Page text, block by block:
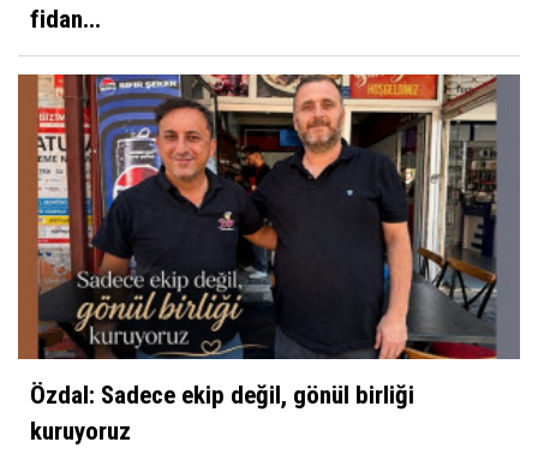
fidan...
Özdal: Sadece ekip değil, gönül birliği
kuruyoruz